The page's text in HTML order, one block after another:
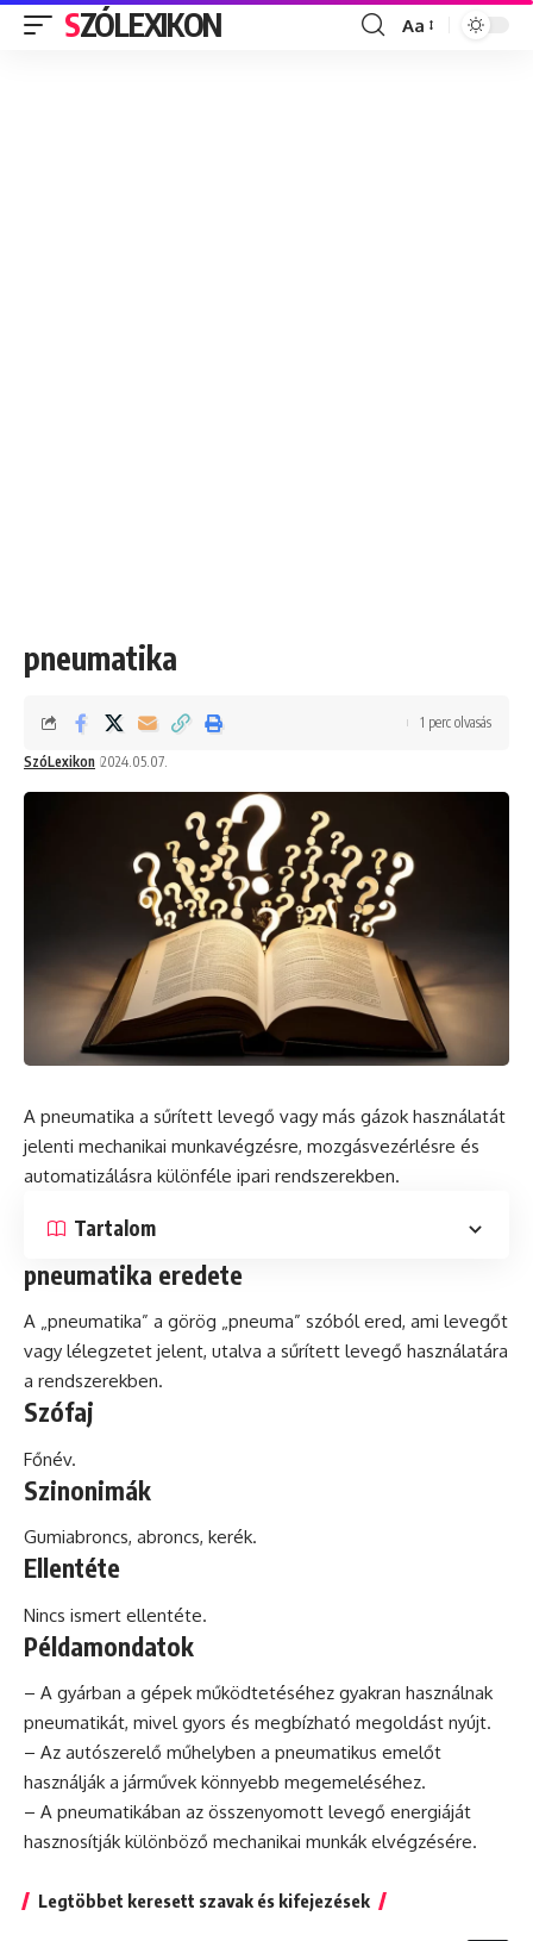
SZÓLEXIKON
Font
Aa
pneumatika
SzóLexikon 2024.05.07.
1 perc olvasás
A pneumatika a sűrített levegő vagy más gázok használatát
jelenti mechanikai munkavégzésre, mozgásvezérlésre és
automatizálásra különféle ipari rendszerekben.
Tartalom
pneumatika eredete
A „pneumatika” a görög „pneuma” szóból ered, ami levegőt
vagy lélegzetet jelent, utalva a sűrített levegő használatára
a rendszerekben.
Szófaj
Főnév.
Szinonimák
Gumiabroncs, abroncs, kerék.
Ellentéte
Nincs ismert ellentéte.
Példamondatok
– A gyárban a gépek működtetéséhez gyakran használnak
pneumatikát, mivel gyors és megbízható megoldást nyújt.
– Az autószerelő műhelyben a pneumatikus emelőt
használják a járművek könnyebb megemeléséhez.
– A pneumatikában az összenyomott levegő energiáját
hasznosítják különböző mechanikai munkák elvégzésére.
Legtöbbet keresett szavak és kifejezések